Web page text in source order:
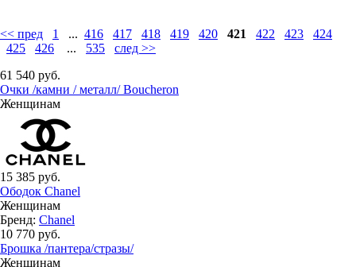
<< пред 1 ... 416 417 418 419 420 421 422 423
424
425
426 ... 535
след >>
61 540 руб.
Очки /камни / металл/ Boucheron
Женщинам
15 385 руб.
Ободок Chanel
Женщинам
Бренд: Chanel
10 770 руб.
Брошка /пантера/стразы/
Женщинам